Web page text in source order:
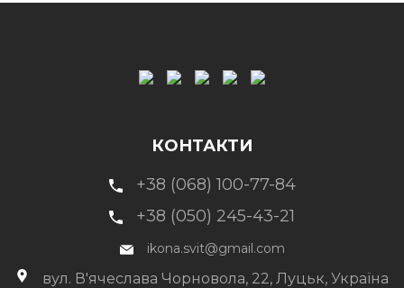
КОНТАКТИ
+38 (068) 100-77-84
+38 (050) 245-43-21
ikona.svit@gmail.com
вул. В'ячеслава Чорновола, 22, Луцьк, Україна